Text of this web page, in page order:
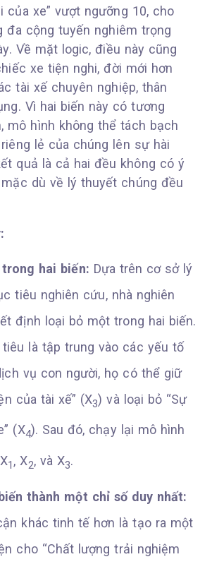
của xe” vượt ngưỡng 10, cho
đa cộng tuyến nghiêm trọng
Về mặt logic, điều này cũng
xe tiện nghi, đời mới hơn
tài xế chuyên nghiệp, thân
Vì hai biến này có tương
mô hình không thể tách bạch
lẻ của chúng lên sự hài
quả là cả hai đều không có ý
dù về lý thuyết chúng đều
hai biến: Dựa trên cơ sở lý
tiêu nghiên cứu, nhà nghiên
định loại bỏ một trong hai biến.
là tập trung vào các yếu tố
vụ con người, họ có thể giữ
của tài xế” (X3) và loại bỏ “Sự
(X4). Sau đó, chạy lại mô hình
1, X2, và X3.
thành một chỉ số duy nhất:
khác tinh tế hơn là tạo ra một
cho “Chất lượng trải nghiệm